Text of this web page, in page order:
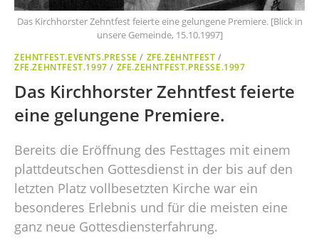
Das Kirchhorster Zehntfest feierte eine gelungene Premiere. [Blick in
unsere Gemeinde, 15.10.1997]
ZEHNTFEST.EVENTS.PRESSE / ZFE.ZEHNTFEST /
ZFE.ZEHNTFEST.1997 / ZFE.ZEHNTFEST.PRESSE.1997
Das Kirchhorster Zehntfest feierte
eine gelungene Premiere.
Bereits die Eröffnung des Festtages mit einem
plattdeutschen Gottesdienst in der bis auf den
letzten Platz vollbesetzten Kirche war ein
besonderes Erlebnis und für die meisten eine
ganz neue Gottesdiensterfahrung.